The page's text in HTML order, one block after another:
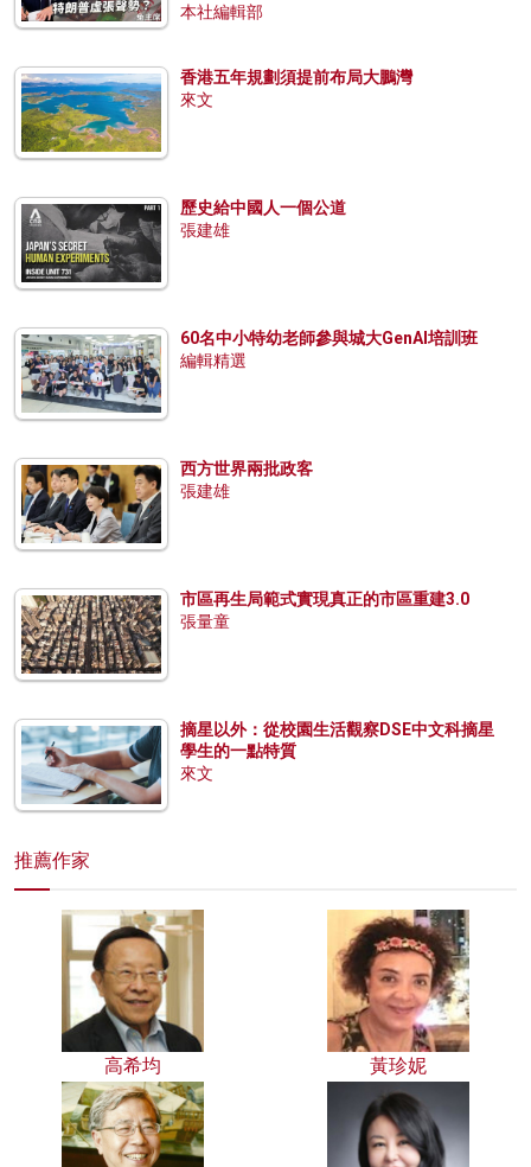
本社編輯部
香港五年規劃須提前布局大鵬灣
來文
歷史給中國人一個公道
張建雄
60名中小特幼老師參與城大GenAI培訓班
編輯精選
西方世界兩批政客
張建雄
市區再生局範式實現真正的市區重建3.0
張量童
摘星以外：從校園生活觀察DSE中文科摘星
學生的一點特質
來文
推薦作家
高希均 黃珍妮